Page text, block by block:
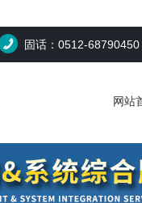
固话：0512-68790450
网站